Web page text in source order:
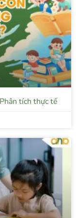
tích thực tế